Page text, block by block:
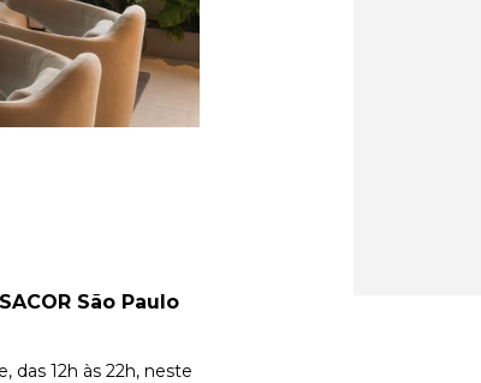
São Paulo
das 12h às 22h, neste